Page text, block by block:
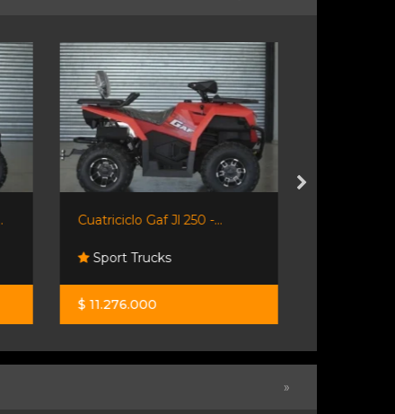
Cuatriciclo Gaf Jl 250 -...
Sport Trucks
$ 11.276.000
»